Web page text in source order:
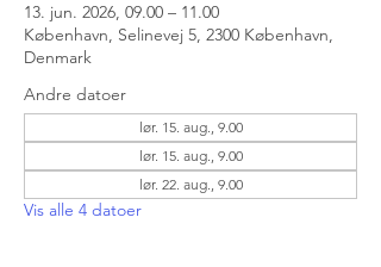
13. jun. 2026, 09.00 – 11.00
København, Selinevej 5, 2300 København,
Denmark
Andre datoer
lør. 15. aug., 9.00
lør. 15. aug., 9.00
lør. 22. aug., 9.00
Vis alle 4 datoer